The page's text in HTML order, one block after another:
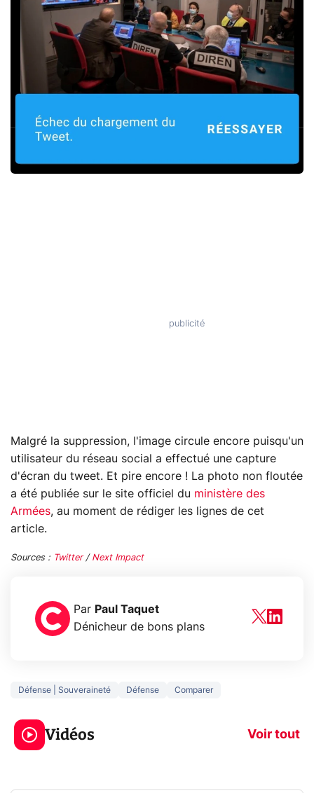
Malgré la suppression, l'image circule encore puisqu'un
utilisateur du réseau social a effectué une capture
d'écran du tweet. Et pire encore ! La photo non floutée
a été publiée sur le site officiel du ministère des
Armées, au moment de rédiger les lignes de cet
article.
Sources : Twitter/ Next Impact
Par Paul Taquet
Dénicheur de bons plans
Défense | Souveraineté Défense Comparer
Vidéos Voir tout
3 écrans en 1 pour
319€ ? Voici L'AOC
CQ32G4ZA !
prochaine